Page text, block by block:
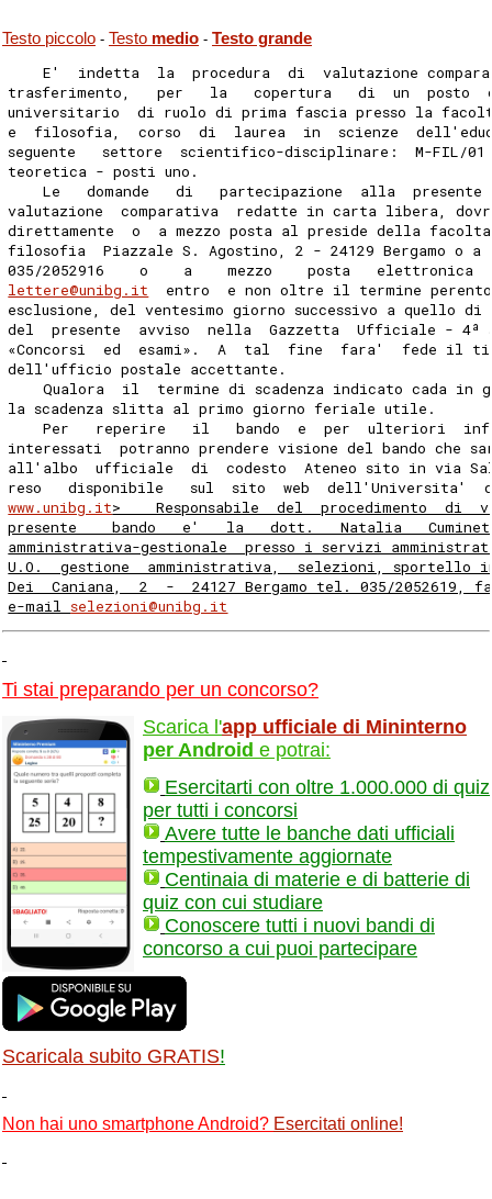
Testo piccolo - Testo medio - Testo grande
E'  indetta  la  procedura  di  valutazione
trasferimento,   per   la   copertura   di  un  posto
universitario  di ruolo di prima fascia presso la
e  filosofia,  corso  di  laurea  in  scienze
seguente   settore  scientifico-disciplinare:  M-FIL/
teoretica - posti uno.
Le   domande   di   partecipazione  alla  presente
valutazione  comparativa  redatte in carta libera,
direttamente  o  a mezzo posta al preside della
filosofia  Piazzale S. Agostino, 2 - 24129 Bergamo o a
035/2052916    o    a    mezzo    posta
lettere@unibg.it
entro  e non oltre il termine
esclusione, del ventesimo giorno successivo a quello di
del  presente  avviso  nella  Gazzetta  Ufficiale - 4ª
«Concorsi  ed  esami».  A  tal  fine  fara'  fede il
dell'ufficio postale accettante.
Qualora  il  termine di scadenza indicato cada in
la scadenza slitta al primo giorno feriale utile.
Per   reperire   il   bando  e  per  ulteriori
interessati  potranno prendere visione del bando che
all'albo  ufficiale  di  codesto  Ateneo sito in via
reso   disponibile   sul  sito  web  dell'Universita'
www.unibg.it>    Responsabile  del  procedimento  di
presente    bando   e'   la   dott.   Natalia
amministrativa-gestionale  presso i servizi
U.O.  gestione  amministrativa,  selezioni, sportello
Dei  Caniana,  2  -  24127 Bergamo tel. 035/2052619,
e-mail selezioni@unibg.it
Ti stai preparando per un concorso?
Scarica l'app ufficiale di Mininterno
per Android e potrai:
Esercitarti con oltre 1.000.000 di quiz
per tutti i concorsi
Avere tutte le banche dati ufficiali
tempestivamente aggiornate
Centinaia di materie e di batterie di
quiz con cui studiare
Conoscere tutti i nuovi bandi di
concorso a cui puoi partecipare
Scaricala subito GRATIS!
Non hai uno smartphone Android? Esercitati online!